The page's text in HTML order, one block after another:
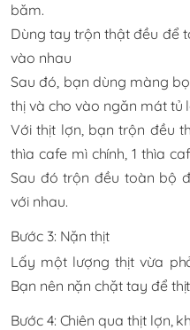
băm.
Dùng tay trộn thật đều để
vào nhau
Sau đó, bạn dùng màng
thị và cho vào ngăn mát tủ
Với thịt lợn, bạn trộn đều
thìa cafe mì chính, 1 thìa
Sau đó trộn đều toàn bộ
với nhau.
Bước 3: Nặn thịt
Lấy một lượng thịt vừa
Bạn nên nặn chặt tay để
Bước 4: Chiên qua thịt lợn,